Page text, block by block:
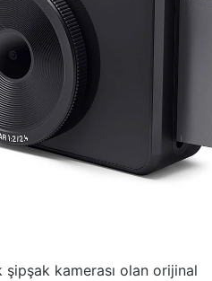
kamerası olan orijinal